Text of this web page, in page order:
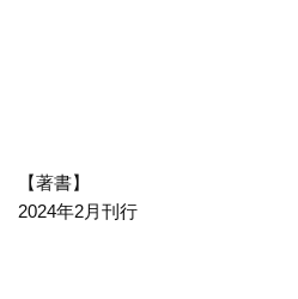
【著書】
2024年2月刊行